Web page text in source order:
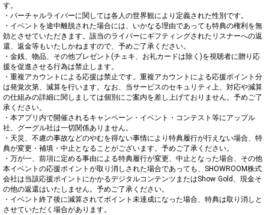
す。
・バーチャルライバーに関しては各人の世界観により定義された性別です。
・イベントを途中離脱された場合には、いかなる理由であっても特典の権利を無
効とさせていただきます。該当のライバーにギフティングされたリスナーへの返
還、返金等もいたしかねますので、予めご了承ください。
・金銭、物品、その他プレゼント(チェキ、お礼カードは除く)を視聴者に贈り応
援を促進させる行為は禁止します。
・重複アカウントによる応援は禁止です。重複アカウントによる応援ポイント分
は発覚次第、減算を行います。なお、当サービスのセキュリティ上、対応や減算
の仕組みの詳細に関しましては個別にご案内を差し上げておりません。予めご了
承ください。
・本アプリ内で開催されるキャンペーン・イベント・コンテスト等にアップル
社、グーグル社は一切関係ありません。
・天災、不慮の事故などのやむを得ない事情により特典履行が行えない場合、特
典が変更・補填・中止となることがございます。予めご了承ください。
・万が一、前項に定める事由による特典履行が変更、中止となった場合、その他
本イベントの応援ポイントが取り消しされた場合であっても、SHOWROOM株式
会社は当該応援ポイントにかかるデジタルコンテンツまたはShow Gold、現金そ
の他の返還はいたしません。予めご了承ください。
・イベント終了後に減算されてポイント未達成になった場合、特典は取り消しと
させていただく場合があります。